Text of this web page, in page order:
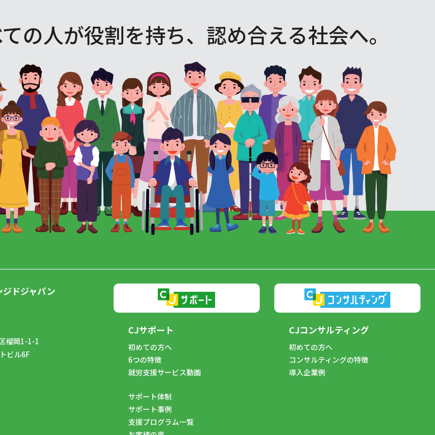
の人が役割を持ち、認め合える社会へ。
ドジャパン
榴岡1-1-1
ビル6F
CJサポート
初めての方へ
6つの特徴
就労支援サービス動画
サポート体制
サポート事例
支援プログラム一覧
CJコンサルティング
初めての方へ
コンサルティングの特徴
導入企業例